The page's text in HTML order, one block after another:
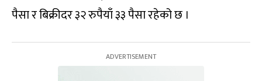
पैसा र बिक्रीदर ३२ रुपैयाँ ३३ पैसा रहेको छ ।